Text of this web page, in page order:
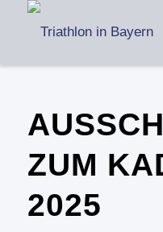
ZUM
2025